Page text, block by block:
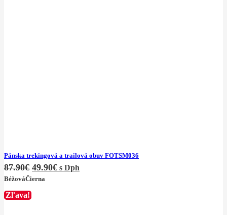
Pánska trekingová a trailová obuv FOTSM036
87.90€ 49.90€ s Dph
BéžováČierna
Zľava!